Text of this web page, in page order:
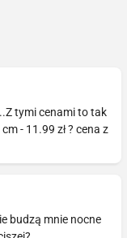
tymi cenami to tak
- 11.99 zł ? cena z
budzą mnie nocne